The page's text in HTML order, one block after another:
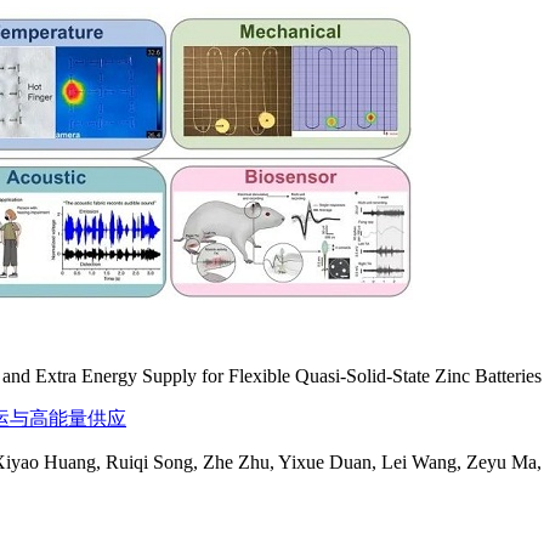
Extra Energy Supply for Flexible Quasi-Solid-State Zinc
与高能量供应
Huang, Ruiqi Song, Zhe Zhu, Yixue Duan, Lei Wang, Zeyu